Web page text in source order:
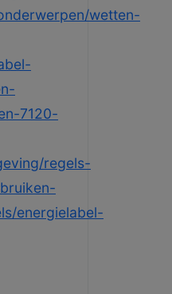
wetten-
7120-
regels-
energielabel-